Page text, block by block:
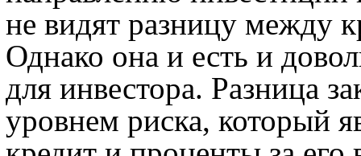
не видят разницу между
Однако она и есть и
для инвестора. Разница
уровнем риска, который